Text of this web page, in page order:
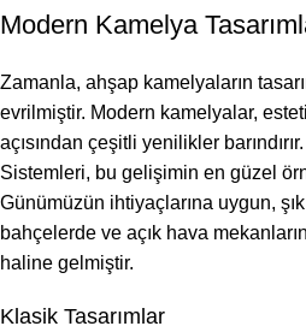
Modern Kamelya
Zamanla, ahşap kamelyaların
evrilmiştir. Modern kamelyalar,
açısından çeşitli yenilikler barındırır.
Sistemleri, bu gelişimin en güzel
Günümüzün ihtiyaçlarına uygun,
bahçelerde ve açık hava
haline gelmiştir.
Klasik Tasarımlar